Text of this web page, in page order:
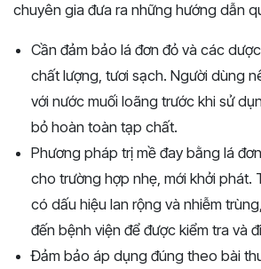
chuyên gia đưa ra những hướng dẫn
Cần đảm bảo lá đơn đỏ và các
chất lượng, tươi sạch. Người dùng
với nước muối loãng trước khi sử
bỏ hoàn toàn tạp chất.
Phương pháp trị mề đay bằng lá
cho trường hợp nhẹ, mới khởi phát.
có dấu hiệu lan rộng và nhiễm
đến bệnh viện để được kiểm tra và
Đảm bảo áp dụng đúng theo bài